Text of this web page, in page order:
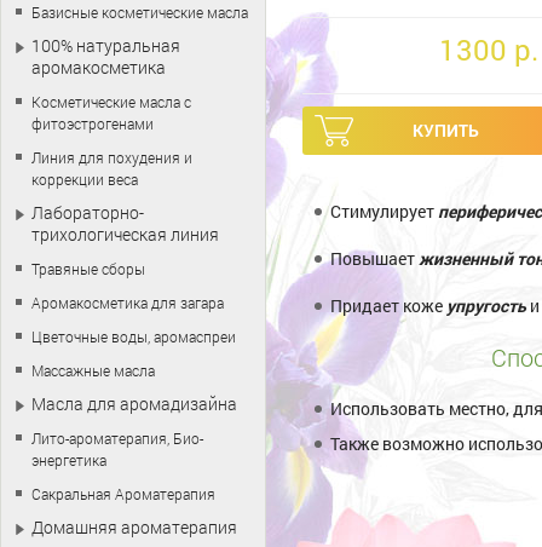
1300 p.
Стимулирует
Повышаетжизненный
Придает коже упругость
Использовать местно,
Также возможно
Базисные косметические масла
100% натуральная
аромакосметика
Косметические масла с
фитоэстрогенами
Линия для похудения и
коррекции веса
Лабораторно-
трихологическая линия
Травяные сборы
Аромакосметика для загара
Цветочные воды, аромаспреи
Массажные масла
Масла для аромадизайна
Лито-ароматерапия, Био-
энергетика
Сакральная Ароматерапия
Домашняя ароматерапия